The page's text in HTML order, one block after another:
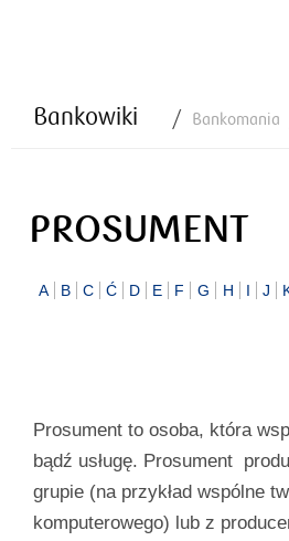
Bankowiki Bankomania
PROSUMENT
A B C Ć D E F G H I J
Prosument to osoba, która
bądź usługę. Prosument
grupie (na przykład wspólne
komputerowego) lub z